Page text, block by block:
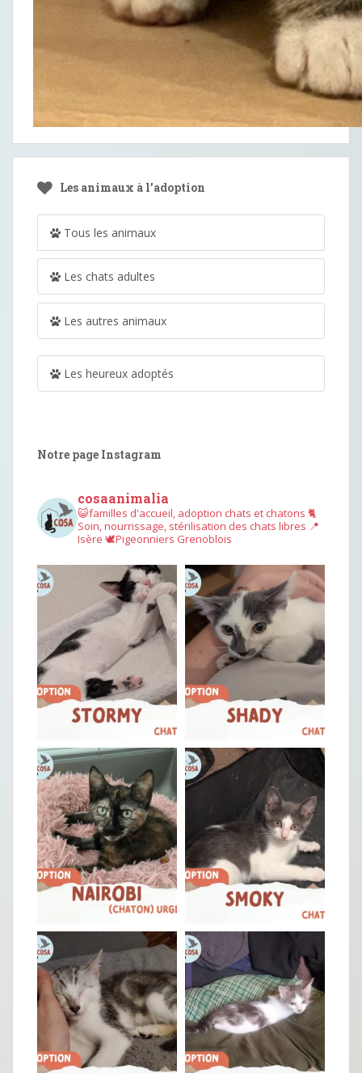
Les animaux à l’adoption
Tous les animaux
Les chats adultes
Les autres animaux
Les heureux adoptés
Notre page Instagram
cosaanimalia
😺familles d'accueil, adoption chats et chatons 🐈
Soin, nourrissage, stérilisation des chats libres 📍
Isère 🕊︎Pigeonniers Grenoblois